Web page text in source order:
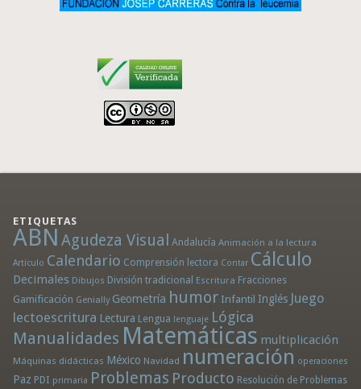
ETIQUETAS
ABN Agudeza Visual Andalucía Animación a la lectura
Artículo Calendario Comprensión lectora Contar Cálculo
Decimales Dibujos División tradicional Escritura Fracciones
Gamificación Genially Geometría humor Infantil Inglés Juego
lectoescritura Lectura Lengua lenguaje Lógica
Manualidades Matemáticas multiplicación
Máquinas didácticas México Navidad numeración operaciones
Paz PDI primaria Problemas Producto Resolución de Problemas